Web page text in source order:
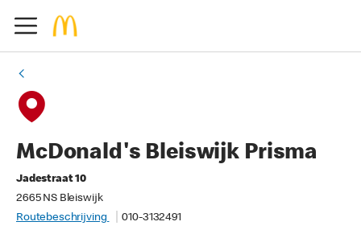
McDonald's Bleiswijk Prisma
Jadestraat 10
2665 NS Bleiswijk
Routebeschrijving
010-3132491